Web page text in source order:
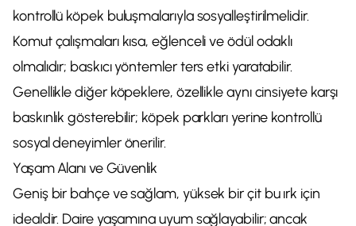
kontrollü köpek buluşmalarıyla sosyalleştirilmelidir.
Komut çalışmaları kısa, eğlenceli ve ödül odaklı
olmalıdır; baskıcı yöntemler ters etki yaratabilir.
Genellikle diğer köpeklere, özellikle aynı cinsiyete karşı
baskınlık gösterebilir; köpek parkları yerine kontrollü
sosyal deneyimler önerilir.
Yaşam Alanı ve Güvenlik
Geniş bir bahçe ve sağlam, yüksek bir çit bu ırk için
idealdir. Daire yaşamına uyum sağlayabilir; ancak